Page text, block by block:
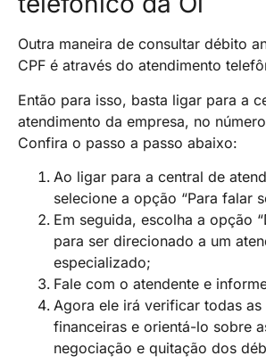
Outra maneira de consultar débito
CPF é através do atendimento
Então para isso, basta ligar para a
atendimento da empresa, no
Confira o passo a passo abaixo:
Ao ligar para a central de
selecione a opção “Para falar
Em seguida, escolha a opção
para ser direcionado a um
especializado;
Fale com o atendente e
Agora ele irá verificar todas as
financeiras e orientá-lo sobre
negociação e quitação dos